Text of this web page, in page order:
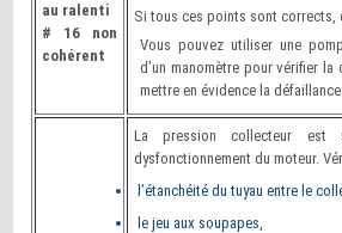
au ralenti
# 16 non
cohérent
Si tous ces points sont corrects,
Vous pouvez utiliser une
d’un manomètre pour vérifier la
mettre en évidence la
La pression collecteur est
dysfonctionnement du moteur.
l’étanchéité du tuyau entre le
le jeu aux soupapes,